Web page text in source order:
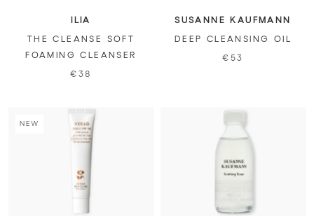
ILIA
THE CLEANSE SOFT
FOAMING CLEANSER
€38
SUSANNE KAUFMANN
DEEP CLEANSING OIL
€53
NEW